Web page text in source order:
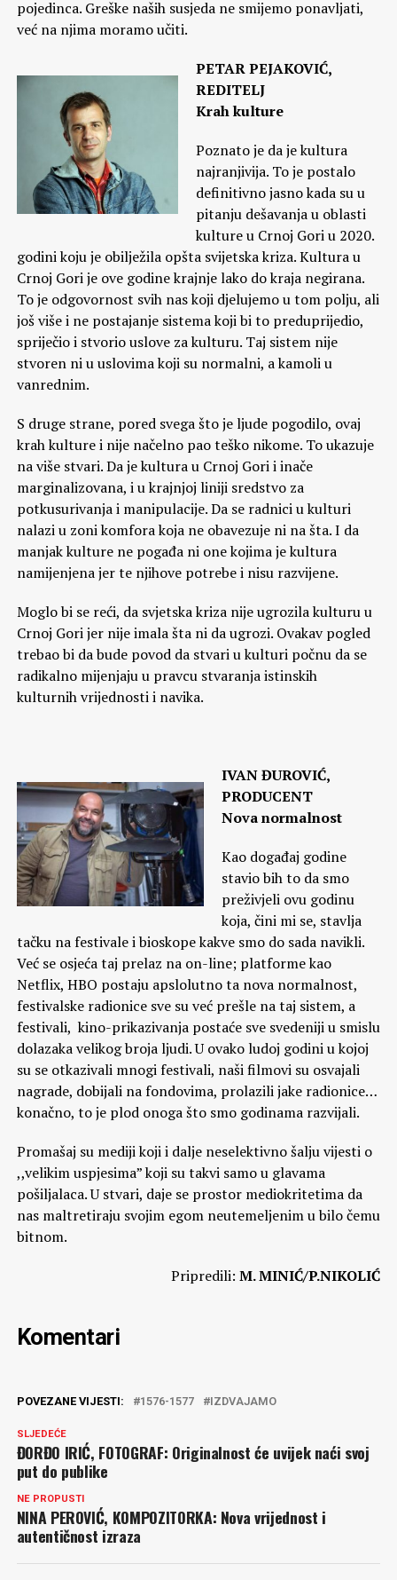
pojedinca. Greške naših susjeda ne smijemo ponavljati,
već na njima moramo učiti.
PETAR PEJAKOVIĆ,
REDITELJ
Krah kulture
Poznato je da je kultura
najranjivija. To je postalo
definitivno jasno kada su u
pitanju dešavanja u oblasti
kulture u Crnoj Gori u 2020.
godini koju je obilježila opšta svijetska kriza. Kultura u
Crnoj Gori je ove godine krajnje lako do kraja negirana.
To je odgovornost svih nas koji djelujemo u tom polju, ali
još više i ne postajanje sistema koji bi to preduprijedio,
spriječio i stvorio uslove za kulturu. Taj sistem nije
stvoren ni u uslovima koji su normalni, a kamoli u
vanrednim.
S druge strane, pored svega što je ljude pogodilo, ovaj
krah kulture i nije načelno pao teško nikome. To ukazuje
na više stvari. Da je kultura u Crnoj Gori i inače
marginalizovana, i u krajnjoj liniji sredstvo za
potkusurivanja i manipulacije. Da se radnici u kulturi
nalazi u zoni komfora koja ne obavezuje ni na šta. I da
manjak kulture ne pogađa ni one kojima je kultura
namijenjena jer te njihove potrebe i nisu razvijene.
Moglo bi se reći, da svjetska kriza nije ugrozila kulturu u
Crnoj Gori jer nije imala šta ni da ugrozi. Ovakav pogled
trebao bi da bude povod da stvari u kulturi počnu da se
radikalno mijenjaju u pravcu stvaranja istinskih
kulturnih vrijednosti i navika.
IVAN ĐUROVIĆ,
PRODUCENT
Nova normalnost
Kao događaj godine
stavio bih to da smo
preživjeli ovu godinu
koja, čini mi se, stavlja
tačku na festivale i bioskope kakve smo do sada navikli.
Već se osjeća taj prelaz na on-line; platforme kao
Netflix, HBO postaju apslolutno ta nova normalnost,
festivalske radionice sve su već prešle na taj sistem, a
festivali, kino-prikazivanja postaće sve svedeniji u smislu
dolazaka velikog broja ljudi. U ovako ludoj godini u kojoj
su se otkazivali mnogi festivali, naši filmovi su osvajali
nagrade, dobijali na fondovima, prolazili jake radionice…
konačno, to je plod onoga što smo godinama razvijali.
Promašaj su mediji koji i dalje neselektivno šalju vijesti o
,,velikim uspjesima” koji su takvi samo u glavama
pošiljalaca. U stvari, daje se prostor mediokritetima da
nas maltretiraju svojim egom neutemeljenim u bilo čemu
bitnom.
Pripredili:M. MINIĆ/P.NIKOLIĆ
Komentari
POVEZANE VIJESTI: 1576-1577 IZDVAJAMO
SLJEDEĆE
ĐORĐO IRIĆ, FOTOGRAF: Originalnost će uvijek naći svoj
put do publike
NE PROPUSTI
NINA PEROVIĆ, KOMPOZITORKA: Nova vrijednost i
autentičnost izraza